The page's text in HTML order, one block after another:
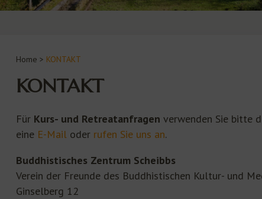
Home > KONTAKT
KONTAKT
Für Kurs- und Retreatanfragen verwenden Sie bitte
eine E-Mail oder rufen Sie uns an.
Buddhistisches Zentrum Scheibbs
Verein der Freunde des Buddhistischen Kultur- und
Ginselberg 12